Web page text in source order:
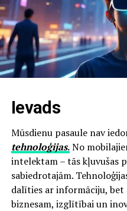
Ievads
Mūsdienu pasaule nav
tehnoloģijas.No
intelektam – tās kļuvušas
sabiedrotajām.
dalīties ar informāciju, bet
biznesam, izglītībai un